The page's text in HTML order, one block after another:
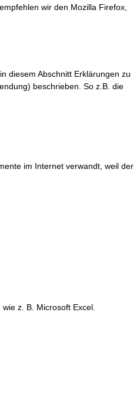
empfehlen wir den Mozilla Firefox,
diesem Abschnitt Erklärungen zu
beschrieben. So z.B. die
im Internet verwandt, weil der
z. B. Microsoft Excel.